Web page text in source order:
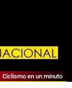
Análisis,
Ciclismo en un minuto